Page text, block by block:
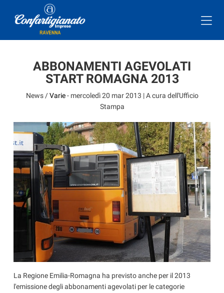
ABBONAMENTI AGEVOLATI
START ROMAGNA 2013
News /Varie- mercoledì 20 mar 2013 | A cura dell'Ufficio
Stampa
La Regione Emilia-Romagna ha previsto anche per il 2013
l'emissione degli abbonamenti agevolati per le categorie